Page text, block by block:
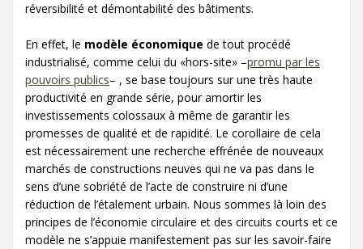
réversibilité et démontabilité des bâtiments.
En effet, le modèle économique de tout procédé
industrialisé, comme celui du «hors-site» –promu par les
pouvoirs publics– , se base toujours sur une très haute
productivité en grande série, pour amortir les
investissements colossaux à même de garantir les
promesses de qualité et de rapidité. Le corollaire de cela
est nécessairement une recherche effrénée de nouveaux
marchés de constructions neuves qui ne va pas dans le
sens d’une sobriété de l’acte de construire ni d’une
réduction de l’étalement urbain. Nous sommes là loin des
principes de l’économie circulaire et des circuits courts et ce
modèle ne s’appuie manifestement pas sur les savoir-faire